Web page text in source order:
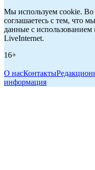
Мы используем cookie. Во
соглашаетесь с тем, что
данные с
LiveInternet.
16+
О насКонтакты
информация